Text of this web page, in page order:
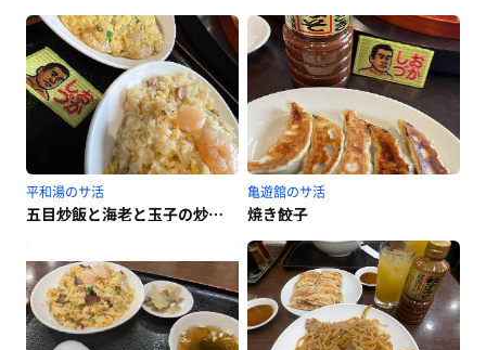
平和湯のサ活
五目炒飯と海老と玉子の炒めと餃子
亀遊舘のサ活
焼き餃子